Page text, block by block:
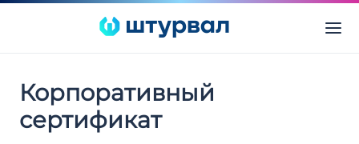
Корпоративный
сертификат